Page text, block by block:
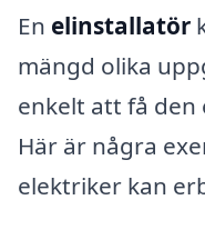
En elinstallatör
mängd olika
enkelt att få den
Här är några
elektriker kan